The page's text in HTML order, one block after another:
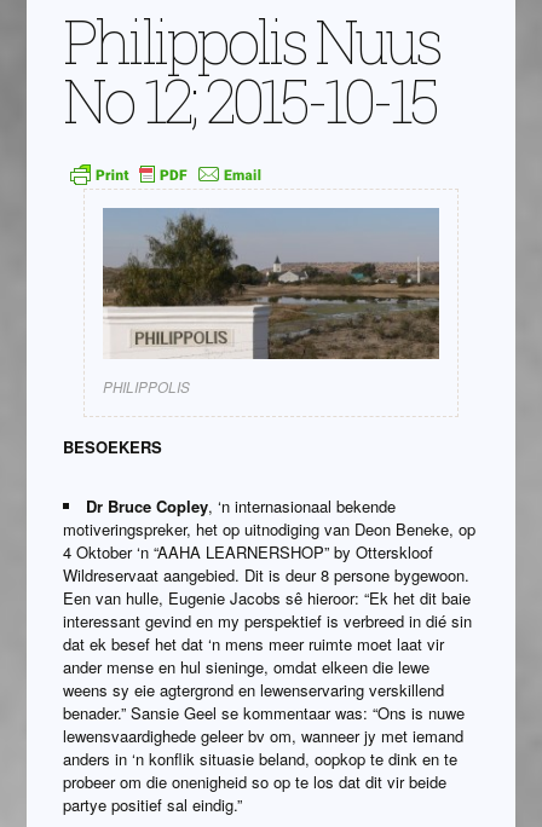
Philippolis Nuus
No 12; 2015-10-15
PHILIPPOLIS
BESOEKERS
Dr Bruce Copley, ‘n internasionaal bekende
motiveringspreker, het op uitnodiging van Deon Beneke, op
4 Oktober ‘n “AAHA LEARNERSHOP” by Otterskloof
Wildreservaat aangebied. Dit is deur 8 persone bygewoon.
Een van hulle, Eugenie Jacobs sê hieroor: “Ek het dit baie
interessant gevind en my perspektief is verbreed in dié sin
dat ek besef het dat ‘n mens meer ruimte moet laat vir
ander mense en hul sieninge, omdat elkeen die lewe
weens sy eie agtergrond en lewenservaring verskillend
benader.” Sansie Geel se kommentaar was: “Ons is nuwe
lewensvaardighede geleer bv om, wanneer jy met iemand
anders in ‘n konflik situasie beland, oopkop te dink en te
probeer om die onenigheid so op te los dat dit vir beide
partye positief sal eindig.”